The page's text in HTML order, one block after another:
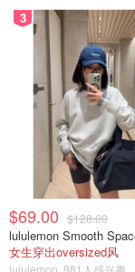
3
$69.00 $128.00
lululemon Smooth
女生穿出oversized风
lululemon 981人感兴趣